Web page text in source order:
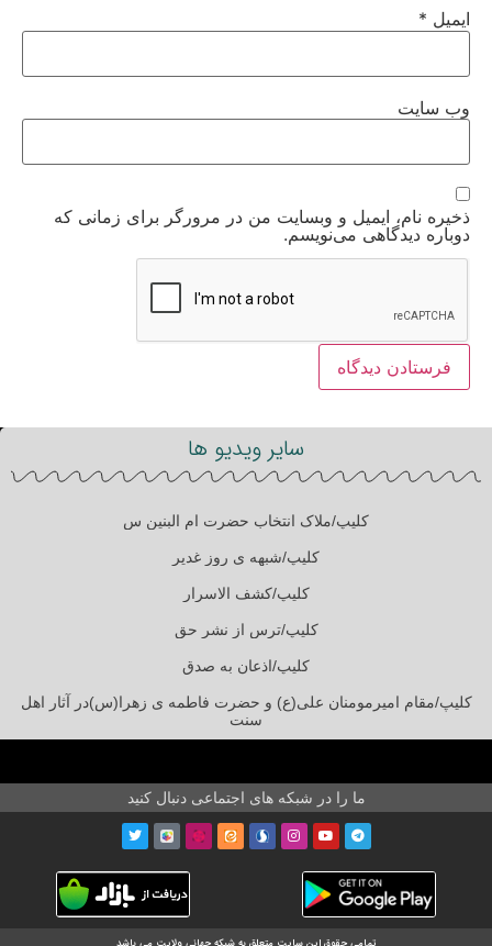
ایمیل *
وب‌ سایت
ذخیره نام، ایمیل و وبسایت من در مرورگر برای زمانی که
دوباره دیدگاهی می‌نویسم.
سایر ویدیو ها
کلیپ/ملاک انتخاب حضرت ام البنین س
کلیپ/شبهه ی روز غدیر
کلیپ/کشف الاسرار
کلیپ/ترس از نشر حق
کلیپ/اذعان به صدق
کلیپ/مقام امیرمومنان علی(ع) و حضرت فاطمه ی زهرا(س)در آثار اهل
سنت
ما را در شبکه های اجتماعی دنبال کنید